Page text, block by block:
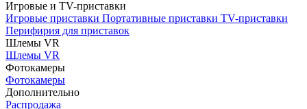
Игровые и TV-приставки
Игровые приставки Портативные приставки TV-приставки
Перифирия для приставок
Шлемы VR
Шлемы VR
Фотокамеры
Фотокамеры
Дополнительно
Распродажа